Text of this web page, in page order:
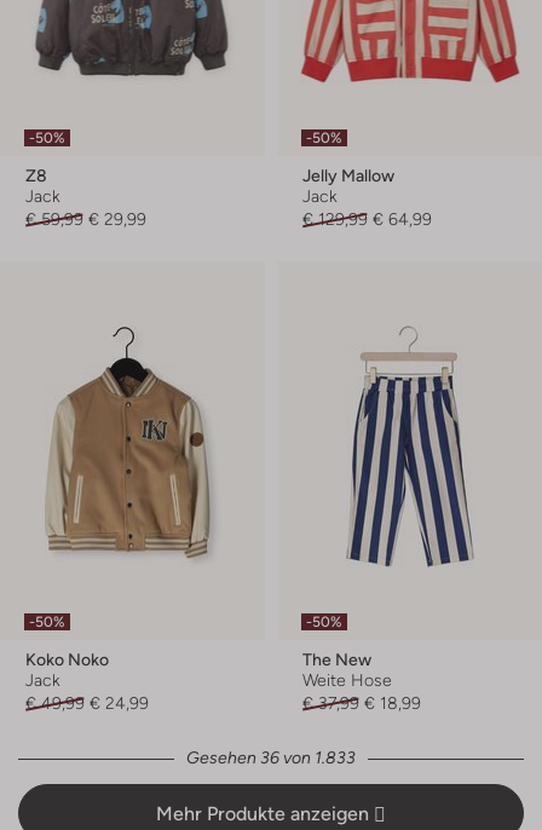
-50%
Z8
Jack
€ 59,99 € 29,99
-50%
Jelly Mallow
Jack
€ 129,99 € 64,99
-50%
Koko Noko
Jack
€ 49,99 € 24,99
-50%
The New
Weite Hose
€ 37,99 € 18,99
Gesehen 36 von 1.833
Mehr Produkte anzeigen